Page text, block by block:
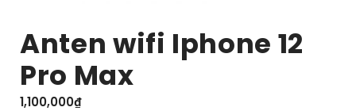
Anten wifi Iphone 12
Pro Max
1,100,000₫